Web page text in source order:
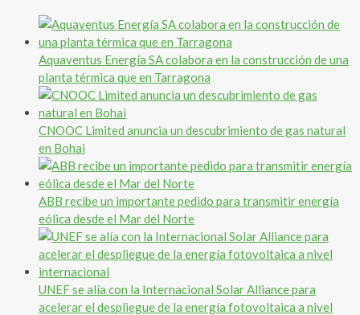
Aquaventus Energía SA colabora en la construcción de una
planta térmica que en Tarragona
CNOOC Limited anuncia un descubrimiento de gas natural
en Bohai
ABB recibe un importante pedido para transmitir energía
eólica desde el Mar del Norte
UNEF se alía con la Internacional Solar Alliance para
acelerar el despliegue de la energía fotovoltaica a nivel